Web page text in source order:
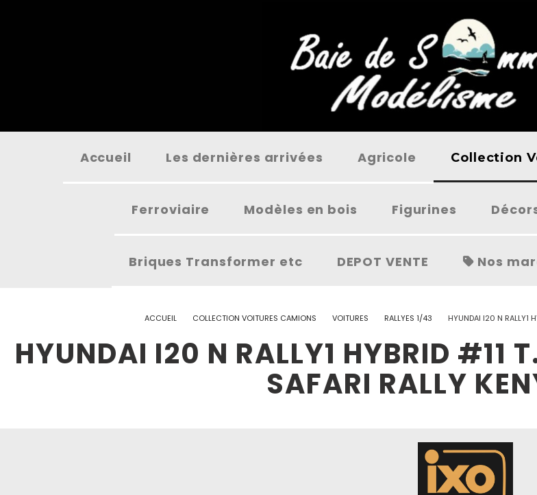
Accueil Les dernières arrivées Agricole Collection
Ferroviaire Modèles en bois Figurines
Briques Transformer etc DEPOT VENTE Nos
ACCUEIL COLLECTION VOITURES CAMIONS VOITURES RALLYES 1/43 HYUNDAI I20 N RALLY1
HYUNDAI I20 N RALLY1 HYBRID #11
SAFARI RALLY